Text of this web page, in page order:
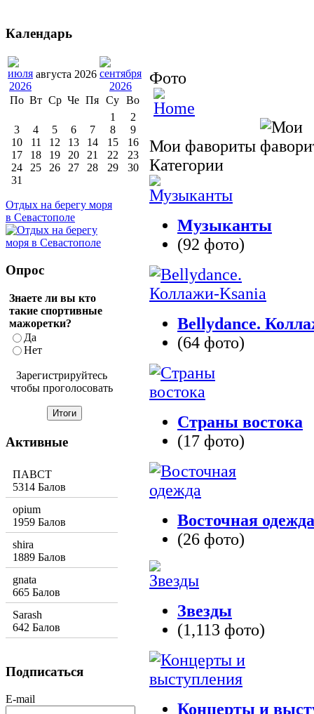
Фото
Мои фавориты
Категории
Музыканты
(92 фото)
Bellydance.
(64 фото)
Страны востока
(17 фото)
Восточная одежда
(26 фото)
Звезды
(1,113 фото)
Концерты и
Календарь
августа 2026
По Вт Ср Че Пя Су Во
1
2
3
4 5 6 7 8
9
10
11 12 13 14 15
16
17
18 19 20 21 22
23
24
25 26 27 28 29
30
31
Отдых на берегу моря
в Севастополе
Опрос
Знаете ли вы кто
такие спортивные
мажоретки?
Да
Нет
Зарегистрируйтесь
чтобы проголосовать
Активные
ПАВСТ
5314 Балов
opium
1959 Балов
shira
1889 Балов
gnata
665 Балов
Sarash
642 Балов
Подписаться
E-mail